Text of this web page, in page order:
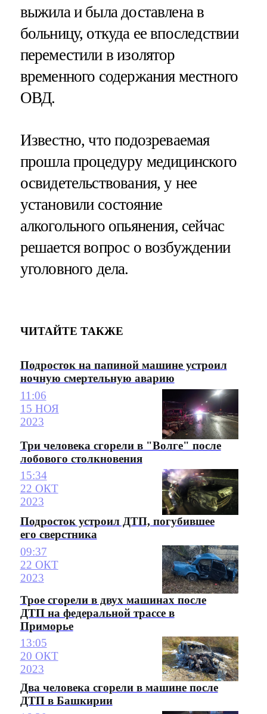
выжила и была доставлена в
больницу, откуда ее впоследствии
переместили в изолятор
временного содержания местного
ОВД.
Известно, что подозреваемая
прошла процедуру медицинского
освидетельствования, у нее
установили состояние
алкогольного опьянения, сейчас
решается вопрос о возбуждении
уголовного дела.
ЧИТАЙТЕ ТАКЖЕ
Подросток на папиной машине устроил
ночную смертельную аварию
11:06
15 НОЯ
2023
Три человека сгорели в "Волге" после
лобового столкновения
15:34
22 ОКТ
2023
Подросток устроил ДТП, погубившее
его сверстника
09:37
22 ОКТ
2023
Трое сгорели в двух машинах после
ДТП на федеральной трассе в
Приморье
13:05
20 ОКТ
2023
Два человека сгорели в машине после
ДТП в Башкирии